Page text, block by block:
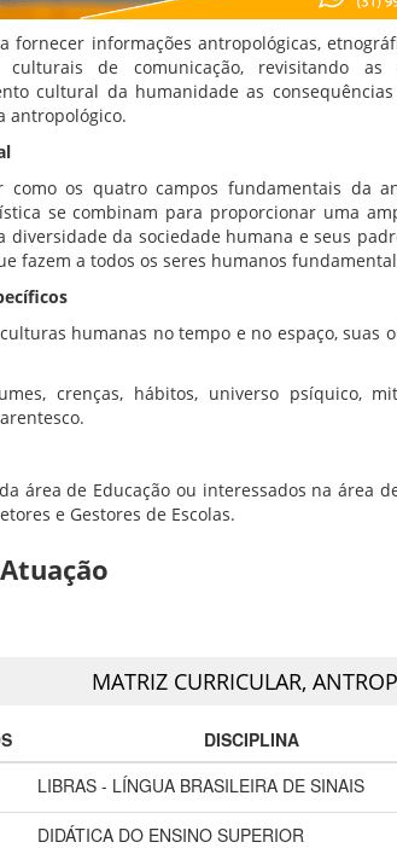
fornecer informações antropológicas,
culturais de comunicação, revisitando
cultural da humanidade as
antropológico.
como os quatro campos fundamentais da
se combinam para proporcionar uma
diversidade da sociedade humana e seus
fazem a todos os seres humanos
humanas no tempo e no espaço, suas
crenças, hábitos, universo psíquico,
área de Educação ou interessados na área
e Gestores de Escolas.
MATRIZ CURRICULAR,
DISCIPLINA
LIBRAS - LÍNGUA BRASILEIRA DE SINAIS
DIDÁTICA DO ENSINO SUPERIOR